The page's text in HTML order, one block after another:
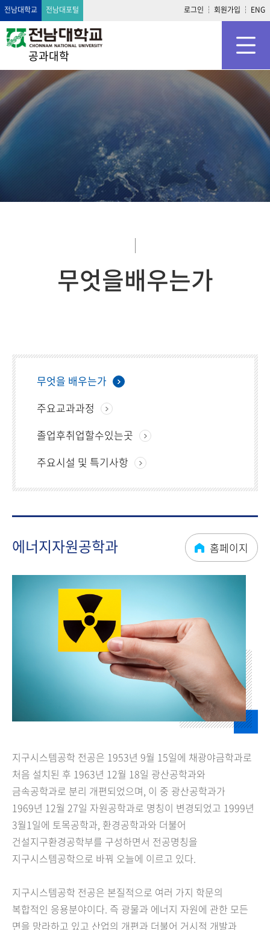
전남대학교 전남대포털 로그인 회원가입 ENG
공과대학
무엇을배우는가
무엇을 배우는가
주요교과과정
졸업후취업할수있는곳
주요시설 및 특기사항
에너지자원공학과 홈페이지
지구시스템공학 전공은 1953년 9월 15일에 채광야금학과로
처음 설치된 후 1963년 12월 18일 광산공학과와
금속공학과로 분리 개편되었으며, 이 중 광산공학과가
1969년 12월 27일 자원공학과로 명칭이 변경되었고 1999년
3월1일에 토목공학과, 환경공학과와 더불어
건설지구환경공학부를 구성하면서 전공명칭을
지구시스템공학으로 바꿔 오늘에 이르고 있다.
지구시스템공학 전공은 본질적으로 여러 가지 학문의
복합적인 응용분야이다. 즉 광물과 에너지 자원에 관한 모든
면을 망라하고 있고 산업의 개편과 더불어 거시적 개발과